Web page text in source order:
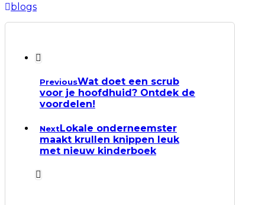
blogs
PreviousWat doet een scrub
voor je hoofdhuid? Ontdek de
voordelen!
NextLokale onderneemster
maakt krullen knippen leuk
met nieuw kinderboek